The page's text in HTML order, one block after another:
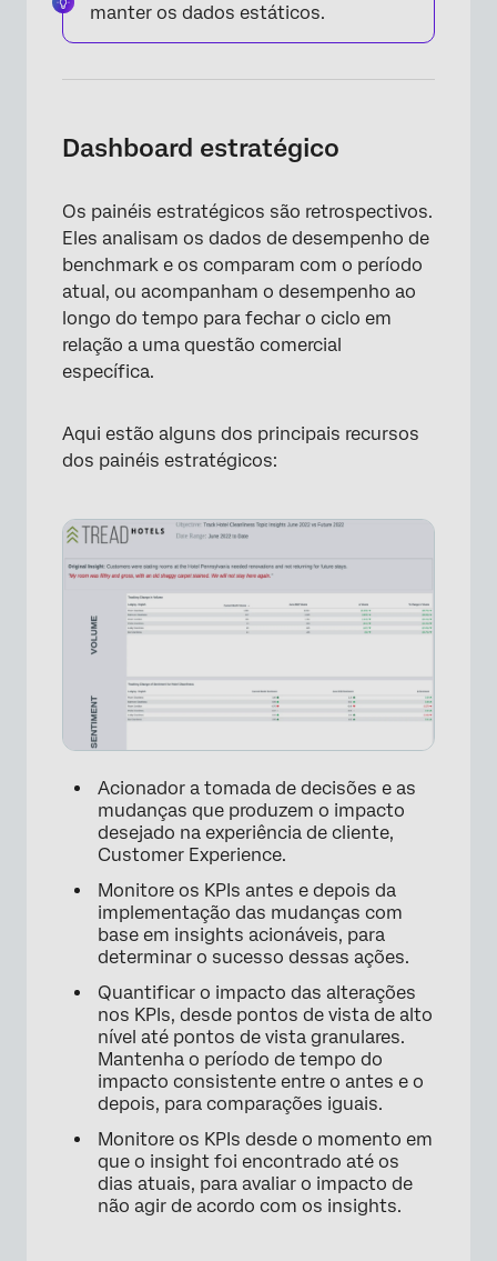
manter os dados estáticos.
Dashboard estratégico
Os painéis estratégicos são retrospectivos.
Eles analisam os dados de desempenho de
benchmark e os comparam com o período
atual, ou acompanham o desempenho ao
longo do tempo para fechar o ciclo em
relação a uma questão comercial
específica.
Aqui estão alguns dos principais recursos
dos painéis estratégicos:
Acionador a tomada de decisões e as
mudanças que produzem o impacto
desejado na experiência de cliente,
Customer Experience.
Monitore os KPIs antes e depois da
implementação das mudanças com
base em insights acionáveis, para
determinar o sucesso dessas ações.
Quantificar o impacto das alterações
nos KPIs, desde pontos de vista de alto
nível até pontos de vista granulares.
Mantenha o período de tempo do
impacto consistente entre o antes e o
depois, para comparações iguais.
Monitore os KPIs desde o momento em
que o insight foi encontrado até os
dias atuais, para avaliar o impacto de
não agir de acordo com os insights.